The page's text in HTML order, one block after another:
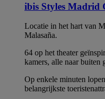
ibis Styles Madrid
Locatie in het hart van
Malasaña.
64 op het theater
kamers, alle naar buiten
Op enkele minuten
belangrijkste